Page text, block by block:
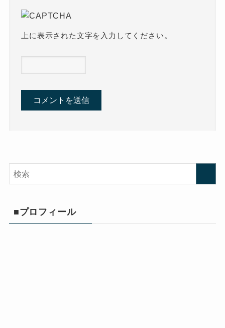
上に表示された文字を入力してください。
■プロフィール